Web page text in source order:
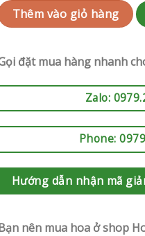
Thêm vào giỏ hàng
đặt mua hàng nhanh
Zalo:
Phone:
Hướng dẫn nhận mã
nên mua hoa ở shop